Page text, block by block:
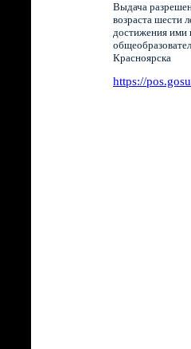
Выдача
возраста шести
достижения ими
Красноярска
https://